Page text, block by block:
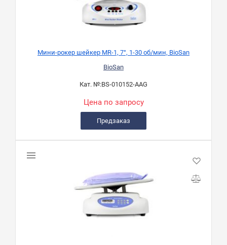
Мини-рокер шейкер MR-1, 7°, 1-30 об/мин, BioSan
BioSan
Кат. №:BS-010152-AAG
Цена по запросу
Предзаказ